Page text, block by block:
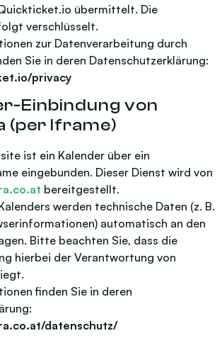
übermittelt. Die
verschlüsselt.
zur Datenverarbeitung durch
Sie in deren Datenschutzerklärung:
privacy
Einbindung von
(per Iframe)
ist ein Kalender über ein
eingebunden. Dieser Dienst wird von
bereitgestellt.
werden technische Daten (z. B.
automatisch an den
Bitte beachten Sie, dass die
hierbei der Verantwortung von
finden Sie in deren
datenschutz/